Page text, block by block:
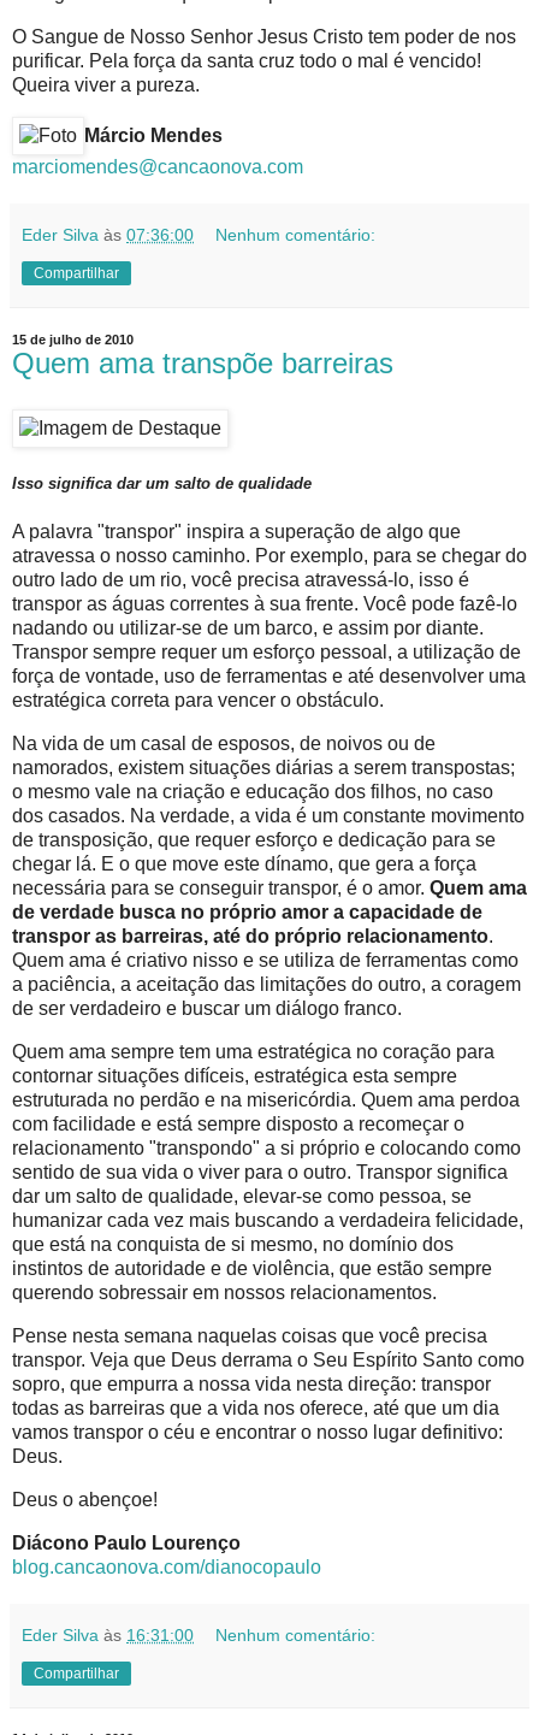
O Sangue de Nosso Senhor Jesus Cristo tem poder de nos
purificar. Pela força da santa cruz todo o mal é vencido!
Queira viver a pureza.
Márcio Mendes
marciomendes@cancaonova.com
Eder Silva às 07:36:00 Nenhum comentário:
Compartilhar
15 de julho de 2010
Quem ama transpõe barreiras
Isso significa dar um salto de qualidade
A palavra "transpor" inspira a superação de algo que
atravessa o nosso caminho. Por exemplo, para se chegar do
outro lado de um rio, você precisa atravessá-lo, isso é
transpor as águas correntes à sua frente. Você pode fazê-lo
nadando ou utilizar-se de um barco, e assim por diante.
Transpor sempre requer um esforço pessoal, a utilização de
força de vontade, uso de ferramentas e até desenvolver uma
estratégica correta para vencer o obstáculo.
Na vida de um casal de esposos, de noivos ou de
namorados, existem situações diárias a serem transpostas;
o mesmo vale na criação e educação dos filhos, no caso
dos casados. Na verdade, a vida é um constante movimento
de transposição, que requer esforço e dedicação para se
chegar lá. E o que move este dínamo, que gera a força
necessária para se conseguir transpor, é o amor. Quem ama
de verdade busca no próprio amor a capacidade de
transpor as barreiras, até do próprio relacionamento.
Quem ama é criativo nisso e se utiliza de ferramentas como
a paciência, a aceitação das limitações do outro, a coragem
de ser verdadeiro e buscar um diálogo franco.
Quem ama sempre tem uma estratégica no coração para
contornar situações difíceis, estratégica esta sempre
estruturada no perdão e na misericórdia. Quem ama perdoa
com facilidade e está sempre disposto a recomeçar o
relacionamento "transpondo" a si próprio e colocando como
sentido de sua vida o viver para o outro. Transpor significa
dar um salto de qualidade, elevar-se como pessoa, se
humanizar cada vez mais buscando a verdadeira felicidade,
que está na conquista de si mesmo, no domínio dos
instintos de autoridade e de violência, que estão sempre
querendo sobressair em nossos relacionamentos.
Pense nesta semana naquelas coisas que você precisa
transpor. Veja que Deus derrama o Seu Espírito Santo como
sopro, que empurra a nossa vida nesta direção: transpor
todas as barreiras que a vida nos oferece, até que um dia
vamos transpor o céu e encontrar o nosso lugar definitivo:
Deus.
Deus o abençoe!
Diácono Paulo Lourenço
blog.cancaonova.com/dianocopaulo
Eder Silva às 16:31:00 Nenhum comentário:
Compartilhar